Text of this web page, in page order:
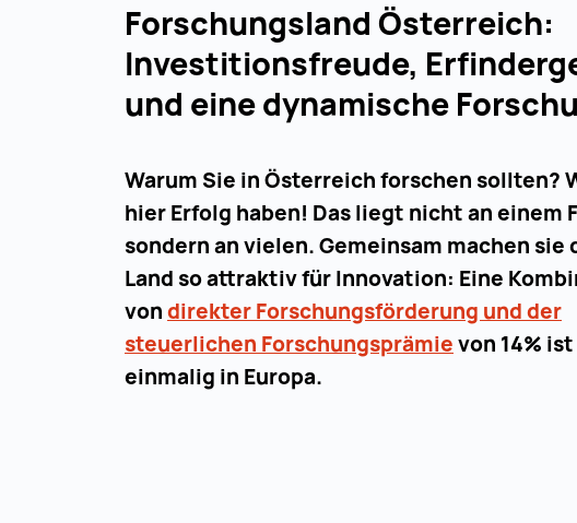
Forschungsland Österreich:
Investitionsfreude,
und eine dynamische
Warum Sie in Österreich forschen sollten?
hier Erfolg haben! Das liegt nicht an einem
sondern an vielen. Gemeinsam machen sie
Land so attraktiv für Innovation: Eine
vondirekter Forschungsförderung und der
steuerlichen Forschungsprämievon 14% ist
einmalig in Europa.